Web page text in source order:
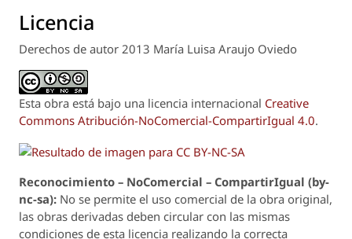
Licencia
Derechos de autor 2013 María Luisa Araujo Oviedo
Esta obra está bajo una licencia internacional Creative
Commons Atribución-NoComercial-CompartirIgual 4.0.
Reconocimiento – NoComercial – CompartirIgual (by-
nc-sa): No se permite el uso comercial de la obra original,
las obras derivadas deben circular con las mismas
condiciones de esta licencia realizando la correcta